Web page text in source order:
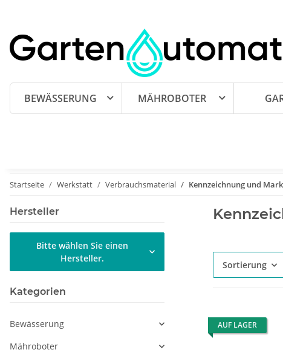
BEWÄSSERUNG MÄHROBOTER
Startseite Werkstatt Verbrauchsmaterial Kennzeichnung und
Sortierung
AUF LAGER
Hersteller
Bitte wählen Sie einen
Hersteller.
Kategorien
Bewässerung
Mähroboter